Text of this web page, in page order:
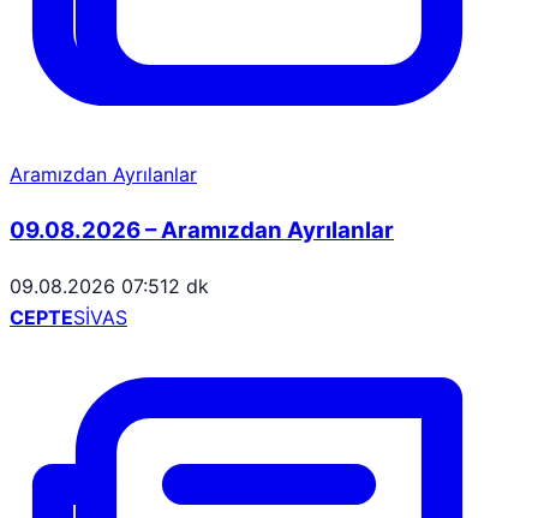
Aramızdan Ayrılanlar
09.08.2026 – Aramızdan Ayrılanlar
09.08.2026 07:512 dk
CEPTESİVAS